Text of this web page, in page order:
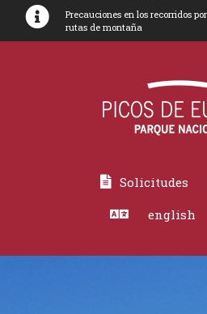
Precauciones en los recorridos
rutas de montaña
Solicitudes
english